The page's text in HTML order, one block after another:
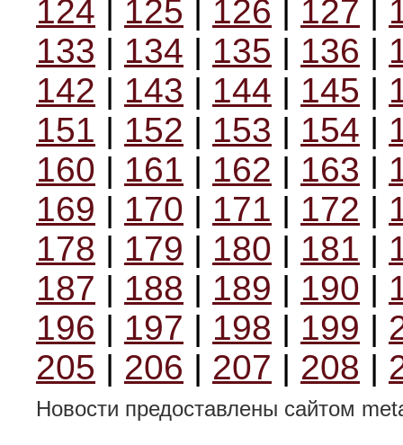
124 | 125 | 126 | 127 |
133 | 134 | 135 | 136 |
142 | 143 | 144 | 145 |
151 | 152 | 153 | 154 |
160 | 161 | 162 | 163 |
169 | 170 | 171 | 172 |
178 | 179 | 180 | 181 |
187 | 188 | 189 | 190 |
196 | 197 | 198 | 199 |
205 | 206 | 207 | 208 |
Новости предоставлены сайтом